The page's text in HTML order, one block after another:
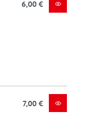
6,00 €
7,00 €